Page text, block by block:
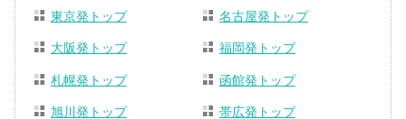
東京発トップ 名古屋発トップ
大阪発トップ 福岡発トップ
札幌発トップ 函館発トップ
旭川発トップ 帯広発トップ